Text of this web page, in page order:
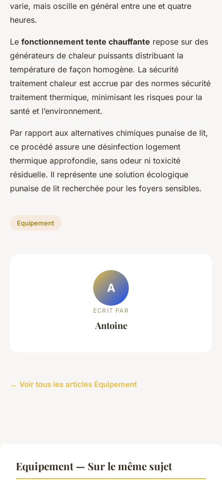
varie, mais oscille en général entre une et quatre
heures.
Le fonctionnement tente chauffante repose sur des
générateurs de chaleur puissants distribuant la
température de façon homogène. La sécurité
traitement chaleur est accrue par des normes sécurité
traitement thermique, minimisant les risques pour la
santé et l’environnement.
Par rapport aux alternatives chimiques punaise de lit,
ce procédé assure une désinfection logement
thermique approfondie, sans odeur ni toxicité
résiduelle. Il représente une solution écologique
punaise de lit recherchée pour les foyers sensibles.
Equipement
A
ECRIT PAR
Antoine
← Voir tous les articles Equipement
Equipement — Sur le même sujet